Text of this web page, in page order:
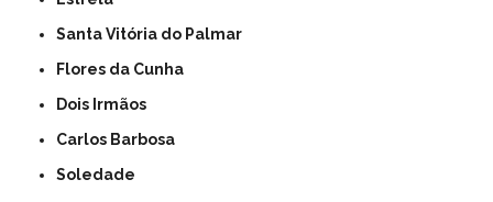
Santa Vitória do Palmar
Flores da Cunha
Dois Irmãos
Carlos Barbosa
Soledade